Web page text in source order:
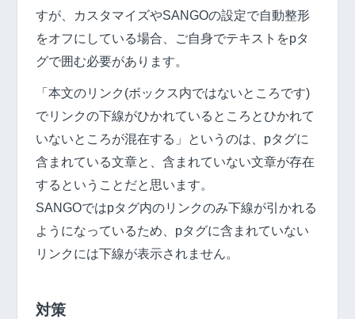
すが、カスタマイズやSANGOの設定で自動整形
をオフにしている場合、ご自身でテキストをpタ
グで囲む必要があります。
「本文のリンク(ボックス内ではないところです)
でリンクの下線がひかれているところとひかれて
いないところが混在する」というのは、pタグに
含まれている文章と、含まれていない文章が存在
するということだと思います。
SANGOではpタグ内のリンクのみ下線が引かれる
ようになっているため、pタグに含まれていない
リンクには下線が表示されません。
対策